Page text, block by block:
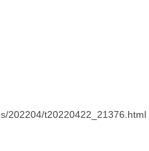
202204/t20220422_21376.html